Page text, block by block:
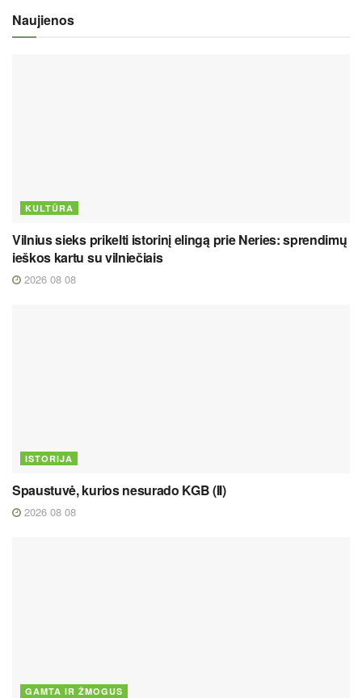
Naujienos
KULTŪRA
Vilnius sieks prikelti istorinį elingą prie Neries: sprendimų
ieškos kartu su vilniečiais
2026 08 08
ISTORIJA
Spaustuvė, kurios nesurado KGB (II)
2026 08 08
GAMTA IR ŽMOGUS